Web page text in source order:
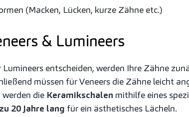
(Macken, Lücken, kurze Zähne etc.)
& Lumineers
Lumineers entscheiden, werden Ihre Zähne
müssen für Veneers die Zähne leicht
die Keramikschalen mithilfe eines
20 Jahre lang für ein ästhetisches Lächeln.